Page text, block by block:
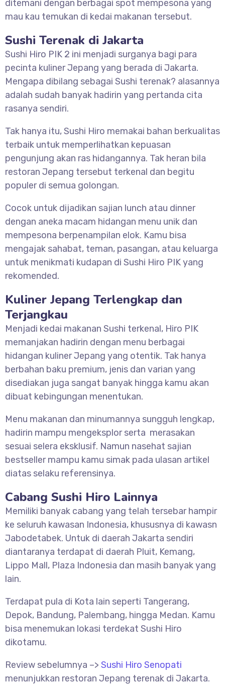
ditemani dengan berbagai spot mempesona yang
mau kau temukan di kedai makanan tersebut.
Sushi Terenak di Jakarta
Sushi Hiro PIK 2 ini menjadi surganya bagi para
pecinta kuliner Jepang yang berada di Jakarta.
Mengapa dibilang sebagai Sushi terenak? alasannya
adalah sudah banyak hadirin yang pertanda cita
rasanya sendiri.
Tak hanya itu, Sushi Hiro memakai bahan berkualitas
terbaik untuk memperlihatkan kepuasan
pengunjung akan ras hidangannya. Tak heran bila
restoran Jepang tersebut terkenal dan begitu
populer di semua golongan.
Cocok untuk dijadikan sajian lunch atau dinner
dengan aneka macam hidangan menu unik dan
mempesona berpenampilan elok. Kamu bisa
mengajak sahabat, teman, pasangan, atau keluarga
untuk menikmati kudapan di Sushi Hiro PIK yang
rekomended.
Kuliner Jepang Terlengkap dan
Terjangkau
Menjadi kedai makanan Sushi terkenal, Hiro PIK
memanjakan hadirin dengan menu berbagai
hidangan kuliner Jepang yang otentik. Tak hanya
berbahan baku premium, jenis dan varian yang
disediakan juga sangat banyak hingga kamu akan
dibuat kebingungan menentukan.
Menu makanan dan minumannya sungguh lengkap,
hadirin mampu mengeksplor serta merasakan
sesuai selera eksklusif. Namun nasehat sajian
bestseller mampu kamu simak pada ulasan artikel
diatas selaku referensinya.
Cabang Sushi Hiro Lainnya
Memiliki banyak cabang yang telah tersebar hampir
ke seluruh kawasan Indonesia, khususnya di kawasn
Jabodetabek. Untuk di daerah Jakarta sendiri
diantaranya terdapat di daerah Pluit, Kemang,
Lippo Mall, Plaza Indonesia dan masih banyak yang
lain.
Terdapat pula di Kota lain seperti Tangerang,
Depok, Bandung, Palembang, hingga Medan. Kamu
bisa menemukan lokasi terdekat Sushi Hiro
dikotamu.
Review sebelumnya –> Sushi Hiro Senopati
menunjukkan restoran Jepang terenak di Jakarta.